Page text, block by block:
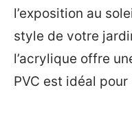
l’exposition au
style de votre
l’acrylique offre
PVC est idéal